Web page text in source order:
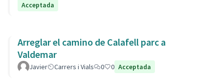
Acceptada
Arreglar el camino de Calafell parc a
Valdemar
Javier Carrers i Vials 0 0 Acceptada